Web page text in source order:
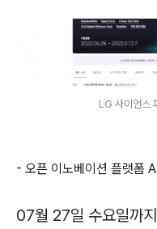
LG 사이언스
- 오픈 이노베이션 플랫폼
07월 27일 수요일까지